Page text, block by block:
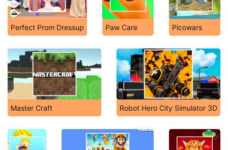
Perfect Prom Dressup Paw Care Picowars
Master Craft Robot Hero City Simulator 3D